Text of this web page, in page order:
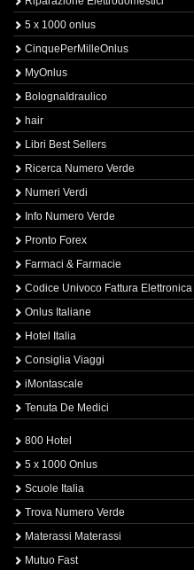
5 x 1000 onlus
CinquePerMilleOnlus
MyOnlus
BolognaIdraulico
hair
Libri Best Sellers
Ricerca Numero Verde
Numeri Verdi
Info Numero Verde
Pronto Forex
Farmaci & Farmacie
Codice Univoco Fattura Elettronica
Onlus Italiane
Hotel Italia
Consiglia Viaggi
iMontascale
Tenuta De Medici
800 Hotel
5 x 1000 Onlus
Scuole Italia
Trova Numero Verde
Materassi Materassi
Mutuo Fast